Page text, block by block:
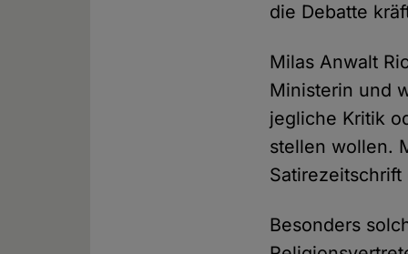
die Debatte
Milas Anwalt
Ministerin und
jegliche Kritik
stellen wollen.
Satirezeitschrift
Besonders